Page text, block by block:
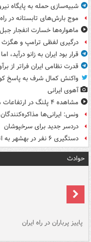
شبیه‌سازی حمله به پایگاه
موج بارش‌های تابستانه در راه ۱۱ استان
ماهواره‌ها خسارت انفجار
درگیری لفظی ترامپ و
قرار بود ایران به زانو
قدرت نظامی ایران فراتر از
واکنش کمال شرف به پاسخ
آهوی ایرانی
مشاهده ۴ پلنگ در ارتفاعات میناب
ونس: ایرانی‌ها
دردسر جدید برای سرخپوشان
دستگیری ۶ نفر در بهشهر به اتهام تشویش اذهان عمومی
حوادث
پاییز پرباران در راه ایران